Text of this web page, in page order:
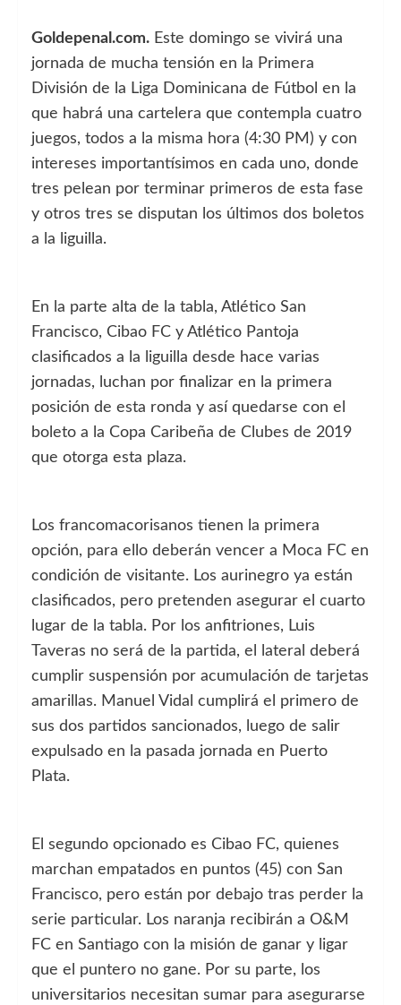
Goldepenal.com. Este domingo se vivirá una
jornada de mucha tensión en la Primera
División de la Liga Dominicana de Fútbol en la
que habrá una cartelera que contempla cuatro
juegos, todos a la misma hora (4:30 PM) y con
intereses importantísimos en cada uno, donde
tres pelean por terminar primeros de esta fase
y otros tres se disputan los últimos dos boletos
a la liguilla.
En la parte alta de la tabla, Atlético San
Francisco, Cibao FC y Atlético Pantoja
clasificados a la liguilla desde hace varias
jornadas, luchan por finalizar en la primera
posición de esta ronda y así quedarse con el
boleto a la Copa Caribeña de Clubes de 2019
que otorga esta plaza.
Los francomacorisanos tienen la primera
opción, para ello deberán vencer a Moca FC en
condición de visitante. Los aurinegro ya están
clasificados, pero pretenden asegurar el cuarto
lugar de la tabla. Por los anfitriones, Luis
Taveras no será de la partida, el lateral deberá
cumplir suspensión por acumulación de tarjetas
amarillas. Manuel Vidal cumplirá el primero de
sus dos partidos sancionados, luego de salir
expulsado en la pasada jornada en Puerto
Plata.
El segundo opcionado es Cibao FC, quienes
marchan empatados en puntos (45) con San
Francisco, pero están por debajo tras perder la
serie particular. Los naranja recibirán a O&M
FC en Santiago con la misión de ganar y ligar
que el puntero no gane. Por su parte, los
universitarios necesitan sumar para asegurarse